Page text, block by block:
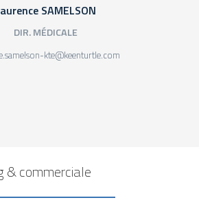
SAMELSON
DIR. MÉDICALE
kte@keenturtle.com
& commerciale